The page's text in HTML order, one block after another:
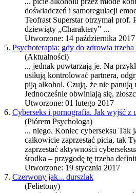
doświadczeń i samoregulacji
Teofrast Superstar otrzymał
dziewiąty „Charaktery” ...
Utworzone: 14 października 2017
5. Psychoterapia: gdy do zdrowia
(Aktualności)
... jednak powtarzają je. Na
usiłują kontrolować partnera,
piją alkohol. Czują, że nie panują
Jednocześnie obwiniają się,
Utworzone: 01 lutego 2017
6. Cyberseks i pornografia. Jak wyjść z
(Piórem Psychologa)
... niego. Koniec cyberseksu Tak
całkowicie zaprzestać picia, tak
zaprzestać aktywności
środka – przygodę tę trzeba
Utworzone: 19 stycznia 2017
7. Czerwony jak... durszlak
(Felietony)